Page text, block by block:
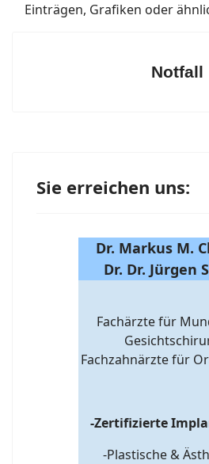
Einträgen, Grafiken oder
Notfall
Sie erreichen uns:
Dr. Markus M.
Dr. Dr. Jürgen
Fachärzte für
Fachzahnärzte für
-Zertifizierte
-Plastische &